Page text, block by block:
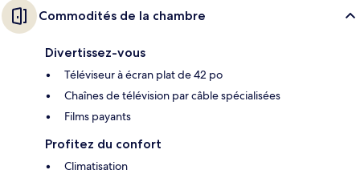
Commodités de la chambre
Divertissez-vous
Téléviseur à écran plat de 42 po
Chaînes de télévision par câble spécialisées
Films payants
Profitez du confort
Climatisation